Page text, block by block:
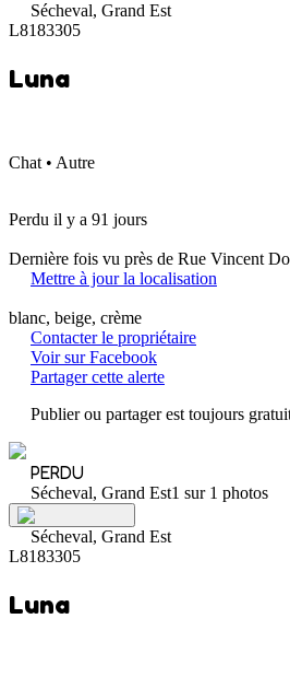
Sécheval, Grand Est
L8183305
Luna
Chat • Autre
Perdu il y a 91 jours
Dernière fois vu près de Rue Vincent
Mettre à jour la localisation
blanc, beige, crème
Contacter le propriétaire
Voir sur Facebook
Partager cette alerte
Publier ou partager est toujours
PERDU
Sécheval, Grand Est1 sur 1 photos
Sécheval, Grand Est
L8183305
Luna